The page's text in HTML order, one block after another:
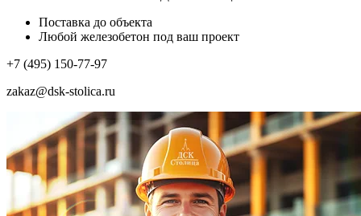
Поставка до объекта
Любой железобетон под ваш проект
+7 (495) 150-77-97
zakaz@dsk-stolica.ru